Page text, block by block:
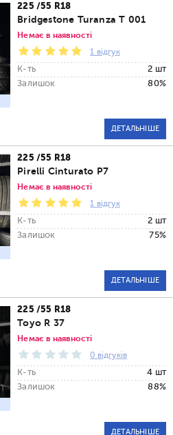
225 /55 R18
Bridgestone Turanza T 001
Немає в наявності
1 відгук
К-ть
2 шт
Залишок
80%
ДЕТАЛЬНІШЕ
225 /55 R18
Pirelli Cinturato P7
Немає в наявності
1 відгук
К-ть
2 шт
Залишок
75%
ДЕТАЛЬНІШЕ
225 /55 R18
Toyo R 37
Немає в наявності
0 відгуків
К-ть
4 шт
Залишок
88%
ДЕТАЛЬНІШЕ